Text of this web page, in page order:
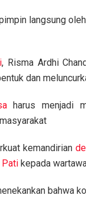
langsung
, Risma Ardhi
dan
harus menjadi
kemandirian
Pati kepada
bahwa